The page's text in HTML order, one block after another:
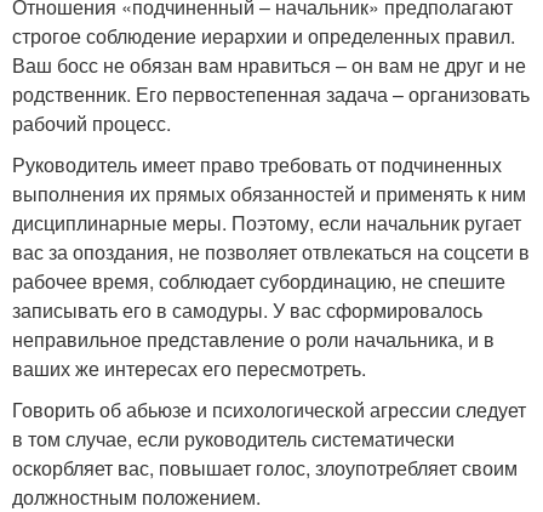
Отношения «подчиненный – начальник» предполагают
строгое соблюдение иерархии и определенных правил.
Ваш босс не обязан вам нравиться – он вам не друг и не
родственник. Его первостепенная задача – организовать
рабочий процесс.
Руководитель имеет право требовать от подчиненных
выполнения их прямых обязанностей и применять к ним
дисциплинарные меры. Поэтому, если начальник ругает
вас за опоздания, не позволяет отвлекаться на соцсети в
рабочее время, соблюдает субординацию, не спешите
записывать его в самодуры. У вас сформировалось
неправильное представление о роли начальника, и в
ваших же интересах его пересмотреть.
Говорить об абьюзе и психологической агрессии следует
в том случае, если руководитель систематически
оскорбляет вас, повышает голос, злоупотребляет своим
должностным положением.